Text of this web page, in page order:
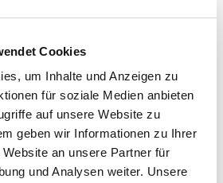
Cookies
um Inhalte und Anzeigen zu
für soziale Medien anbieten
auf unsere Website zu
geben wir Informationen zu Ihrer
an unsere Partner für
und Analysen weiter. Unsere
getestet bis 50000 Volt nach
1
2
4